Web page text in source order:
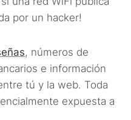
por un hacker!
, números de
e información
tú y la web. Toda
expuesta a